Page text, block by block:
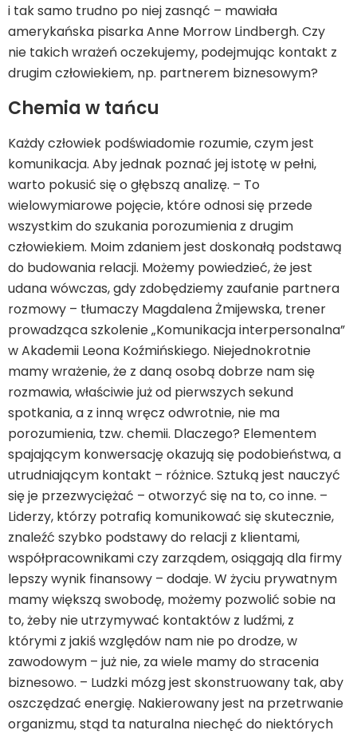
i tak samo trudno po niej zasnąć – mawiała
amerykańska pisarka Anne Morrow Lindbergh. Czy
nie takich wrażeń oczekujemy, podejmując kontakt z
drugim człowiekiem, np. partnerem biznesowym?
Chemia w tańcu
Każdy człowiek podświadomie rozumie, czym jest
komunikacja. Aby jednak poznać jej istotę w pełni,
warto pokusić się o głębszą analizę. – To
wielowymiarowe pojęcie, które odnosi się przede
wszystkim do szukania porozumienia z drugim
człowiekiem. Moim zdaniem jest doskonałą podstawą
do budowania relacji. Możemy powiedzieć, że jest
udana wówczas, gdy zdobędziemy zaufanie partnera
rozmowy – tłumaczy Magdalena Żmijewska, trener
prowadząca szkolenie „Komunikacja interpersonalna”
w Akademii Leona Koźmińskiego. Niejednokrotnie
mamy wrażenie, że z daną osobą dobrze nam się
rozmawia, właściwie już od pierwszych sekund
spotkania, a z inną wręcz odwrotnie, nie ma
porozumienia, tzw. chemii. Dlaczego? Elementem
spajającym konwersację okazują się podobieństwa, a
utrudniającym kontakt – różnice. Sztuką jest nauczyć
się je przezwyciężać – otworzyć się na to, co inne. –
Liderzy, którzy potrafią komunikować się skutecznie,
znaleźć szybko podstawy do relacji z klientami,
współpracownikami czy zarządem, osiągają dla firmy
lepszy wynik finansowy – dodaje. W życiu prywatnym
mamy większą swobodę, możemy pozwolić sobie na
to, żeby nie utrzymywać kontaktów z ludźmi, z
którymi z jakiś względów nam nie po drodze, w
zawodowym – już nie, za wiele mamy do stracenia
biznesowo. – Ludzki mózg jest skonstruowany tak, aby
oszczędzać energię. Nakierowany jest na przetrwanie
organizmu, stąd ta naturalna niechęć do niektórych